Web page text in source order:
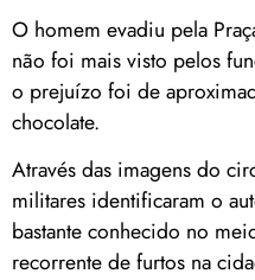
O homem evadiu pela
não foi mais visto pelos
o prejuízo foi de
chocolate.
Através das imagens do
militares identificaram o
bastante conhecido no
recorrente de furtos na